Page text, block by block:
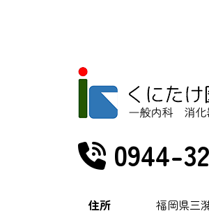
0944-
住所 福岡県三